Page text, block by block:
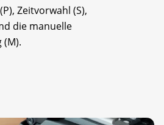
Zeitvorwahl (S),
die manuelle
(M).